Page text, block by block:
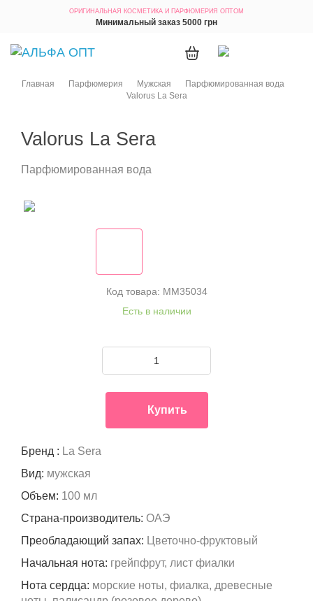
ОРИГИНАЛЬНАЯ КОСМЕТИКА И ПАРФЮМЕРИЯ ОПТОМ
Минимальный заказ 5000 грн
Главная Парфюмерия Мужская
Парфюмированная вода
Valorus La Sera
Бренд : La Sera
Вид: мужская
Объем: 100 мл
Страна-производитель: ОАЭ
Преобладающий запах: Цветочно-фруктовый
Начальная нота: грейпфрут, лист фиалки
Нота сердца: морские ноты, фиалка, древесные
Valorus La Sera
Парфюмированная вода
Код товара: MM35034
Есть в наличии
Купить